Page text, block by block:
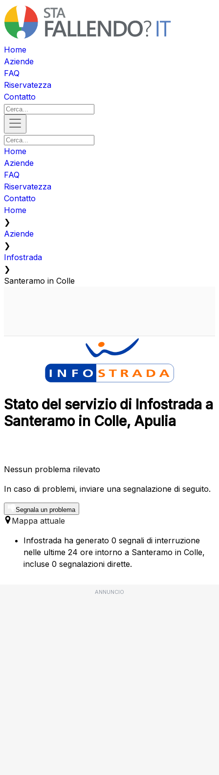
Home
Aziende
FAQ
Riservatezza
Contatto
Home
Aziende
FAQ
Riservatezza
Contatto
Home
❯
Aziende
❯
Infostrada
❯
Santeramo in Colle
Stato del servizio di Infostrada a
Santeramo in Colle, Apulia
Nessun problema rilevato
In caso di problemi, inviare una segnalazione di seguito.
Segnala un problema
Mappa attuale
Infostrada ha generato 0 segnali di interruzione
nelle ultime 24 ore intorno a Santeramo in Colle,
incluse 0 segnalazioni dirette.
ANNUNCIO